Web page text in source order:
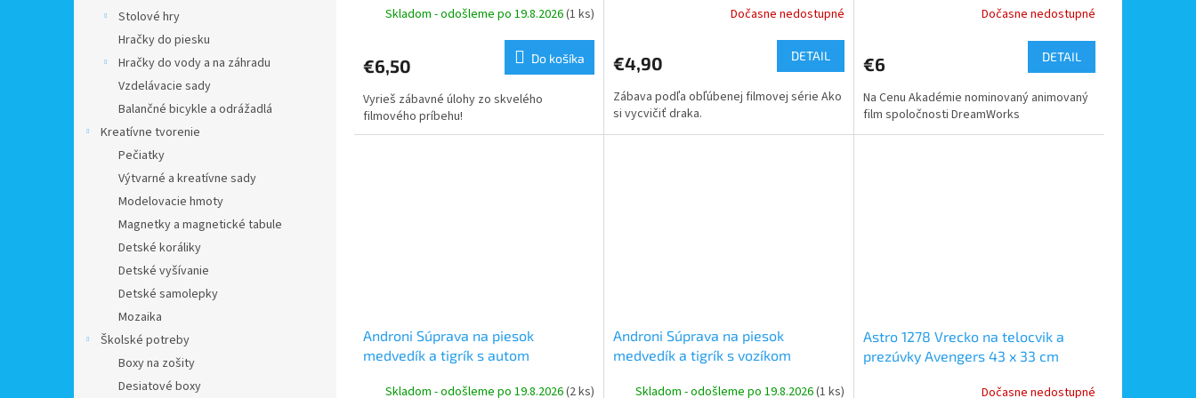
Stolové hry
Hračky do piesku
Hračky do vody a na záhradu
Vzdelávacie sady
Balančné bicykle a odrážadlá
Kreatívne tvorenie
Pečiatky
Výtvarné a kreatívne sady
Modelovacie hmoty
Magnetky a magnetické tabule
Detské koráliky
Detské vyšívanie
Detské samolepky
Mozaika
Školské potreby
Boxy na zošity
Desiatové boxy
Skladom - odošleme po 19.8.2026(1 ks)
€6,50 Do košíka
Vyrieš zábavné úlohy zo skvelého
filmového príbehu!
Dočasne nedostupné
€4,90 DETAIL
Zábava podľa obľúbenej filmovej série Ako
si vycvičiť draka.
Dočasne nedostupné
€6 DETAIL
Na Cenu Akadémie nominovaný animovaný
film spoločnosti DreamWorks
Androni Súprava na piesok
medvedík a tigrík s autom
Skladom - odošleme po 19.8.2026(2 ks)
Androni Súprava na piesok
medvedík a tigrík s vozíkom
Skladom - odošleme po 19.8.2026(1 ks)
Astro 1278 Vrecko na telocvik a
prezúvky Avengers 43 x 33 cm
Dočasne nedostupné